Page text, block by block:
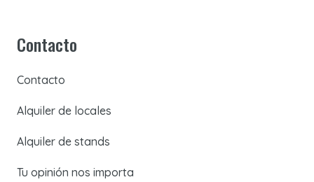
Contacto
Contacto
Alquiler de locales
Alquiler de stands
Tu opinión nos importa